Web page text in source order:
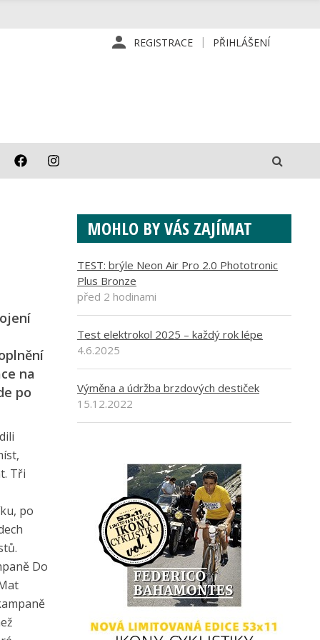
REGISTRACE PŘIHLÁŠENÍ
na
po
Tři
po
Do
MOHLO BY VÁS ZAJÍMAT
TEST: brýle Neon Air Pro 2.0 Phototronic
Plus Bronze
před 2 hodinami
Test elektrokol 2025 – každý rok lépe
4.6.2025
Výměna a údržba brzdových destiček
15.12.2022